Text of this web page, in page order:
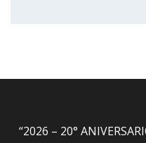
“2026 – 20°